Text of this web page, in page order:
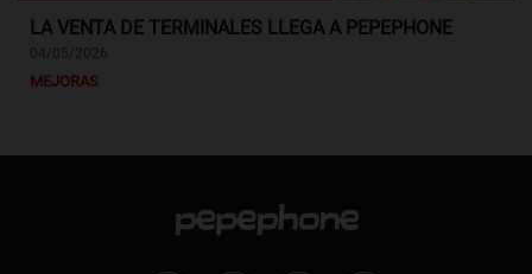
LA VENTA DE TERMINALES LLEGA A PEPEPHONE
MEJORAS